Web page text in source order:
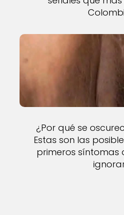
¿Por qué se
Estas son las
primeros síntomas